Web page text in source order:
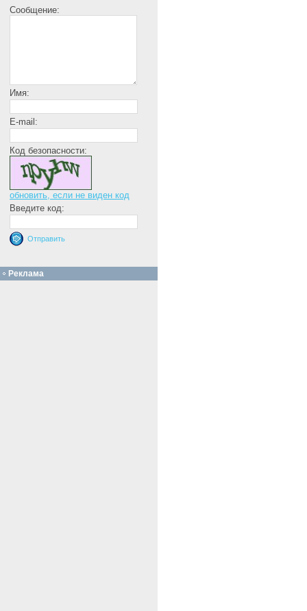
Сообщение:
Имя:
E-mail:
Код безопасности:
обновить, если не виден код
Введите код:
Реклама